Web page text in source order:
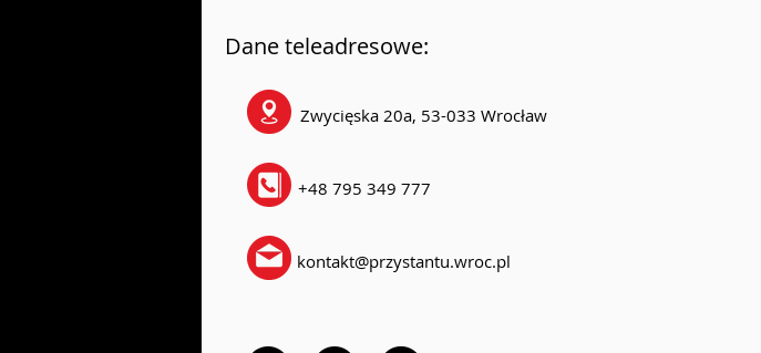
Dane teleadresowe:
Zwycięska 20a, 53-033 Wrocław
+48 795 349 777
kontakt@przystantu.wroc.pl